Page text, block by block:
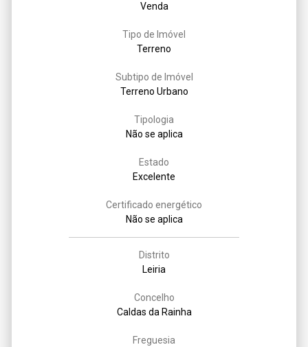
Venda
Tipo de Imóvel
Terreno
Subtipo de Imóvel
Terreno Urbano
Tipologia
Não se aplica
Estado
Excelente
Certificado energético
Não se aplica
Distrito
Leiria
Concelho
Caldas da Rainha
Freguesia